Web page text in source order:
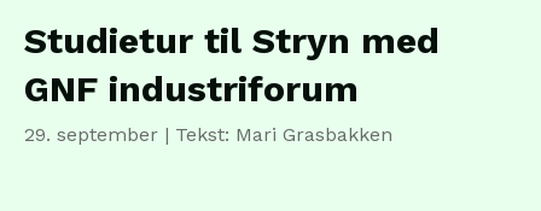
Studietur til Stryn med
GNF industriforum
29. september | Tekst: Mari Grasbakken